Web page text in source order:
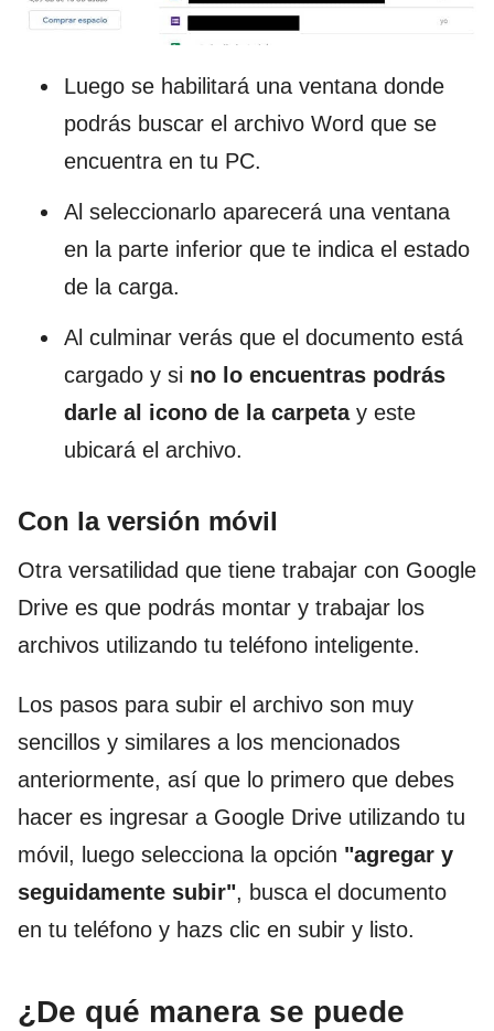
Luego se habilitará una ventana donde
podrás buscar el archivo Word que se
encuentra en tu PC.
Al seleccionarlo aparecerá una ventana
en la parte inferior que te indica el estado
de la carga.
Al culminar verás que el documento está
cargado y si no lo encuentras podrás
darle al icono de la carpetay este
ubicará el archivo.
Con la versión móvil
Otra versatilidad que tiene trabajar con Google
Drive es que podrás montar y trabajar los
archivos utilizando tu teléfono inteligente.
Los pasos para subir el archivo son muy
sencillos y similares a los mencionados
anteriormente, así que lo primero que debes
hacer es ingresar a Google Drive utilizando tu
móvil, luego selecciona la opción "agregar y
seguidamente subir", busca el documento
en tu teléfono y hazs clic en subir y listo.
¿De qué manera se puede